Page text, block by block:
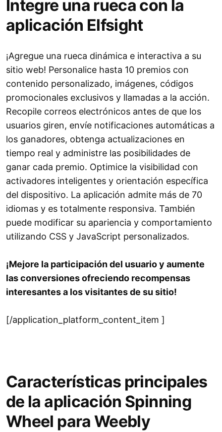
Integre una rueca con la
aplicación Elfsight
¡Agregue una rueca dinámica e interactiva a su
sitio web! Personalice hasta 10 premios con
contenido personalizado, imágenes, códigos
promocionales exclusivos y llamadas a la acción.
Recopile correos electrónicos antes de que los
usuarios giren, envíe notificaciones automáticas a
los ganadores, obtenga actualizaciones en
tiempo real y administre las posibilidades de
ganar cada premio. Optimice la visibilidad con
activadores inteligentes y orientación específica
del dispositivo. La aplicación admite más de 70
idiomas y es totalmente responsiva. También
puede modificar su apariencia y comportamiento
utilizando CSS y JavaScript personalizados.
¡Mejore la participación del usuario y aumente
las conversiones ofreciendo recompensas
interesantes a los visitantes de su sitio!
[/application_platform_content_item ]
Características principales
de la aplicación Spinning
Wheel para Weebly